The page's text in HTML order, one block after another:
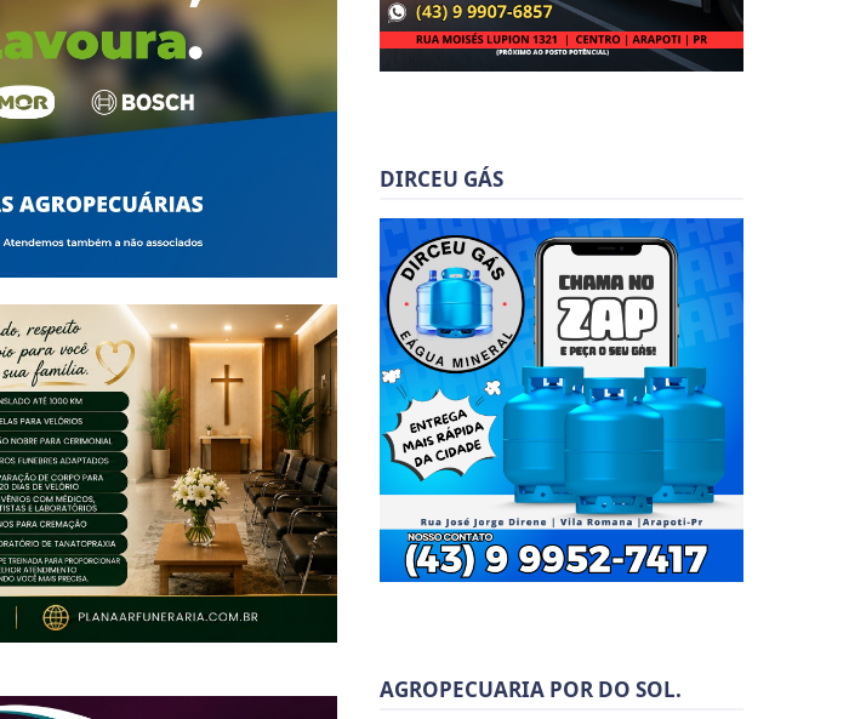
DIRCEU GÁS
AGROPECUARIA POR DO SOL.